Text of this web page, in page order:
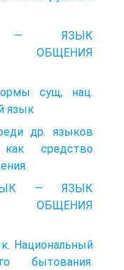
— ЯЗЫК
ОБЩЕНИЯ
сущ, нац.
язык
др. языков
средство
— ЯЗЫК
ОБЩЕНИЯ
Национальный